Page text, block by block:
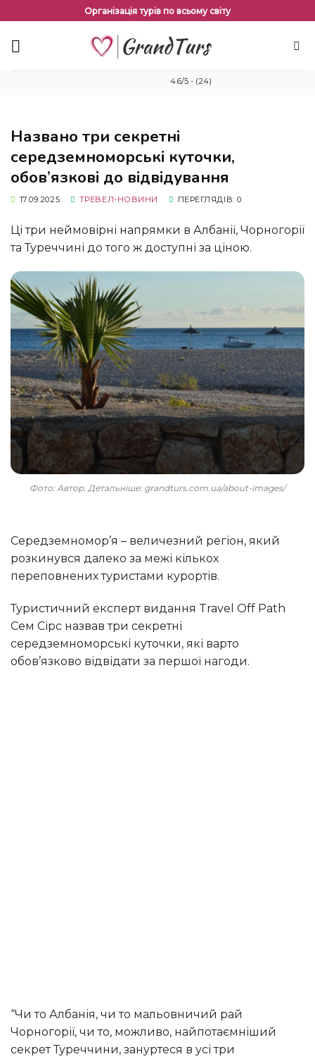
змісту
Організація турів по всьому світу
4.6/5 - (24)
Названо три секретні
середземноморські куточки,
обов’язкові до відвідування
17.09.2025 ТРЕВЕЛ-НОВИНИ ПЕРЕГЛЯДІВ: 0
Ці три неймовірні напрямки в Албанії, Чорногорії
та Туреччині до того ж доступні за ціною.
Фото: Автор. Детальніше: grandturs.com.ua/about-images/
Середземномор’я – величезний регіон, який
розкинувся далеко за межі кількох
переповнених туристами курортів.
Туристичний експерт видання Travel Off Path
Сем Сірс назвав три секретні
середземноморські куточки, які варто
обов’язково відвідати за першої нагоди.
“Чи то Албанія, чи то мальовничий рай
Чорногорії, чи то, можливо, найпотаємніший
секрет Туреччини, зануртеся в усі три